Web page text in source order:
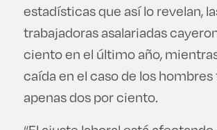
estadísticas que así lo revelan,
trabajadoras asalariadas
ciento en el último año,
caída en el caso de los hombres
apenas dos por ciento.